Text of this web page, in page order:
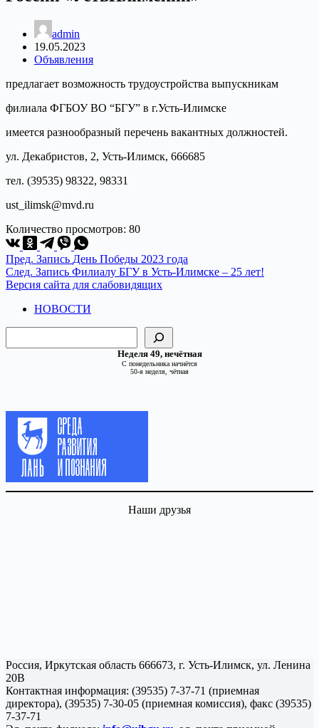
admin
19.05.2023
Объявления
предлагает возможность трудоустройства выпускникам
филиала ФГБОУ ВО “БГУ” в г.Усть-Илимске
имеется разнообразный перечень вакантных должностей.
ул. Декабристов, 2, Усть­-Илимск, 666685
тел. (39535) 98322, 98331
ust_ilimsk@mvd.ru
Количество просмотров: 80
Пред. Запись День Победы 2023 года
След. Запись Филиалу БГУ в Усть-Илимске – 25 лет!
Версия сайта для слабовидящих
НОВОСТИ
Неделя 49, нечётная
С понедельника начнётся
50-я неделя, чётная
Наши друзья
Россия, Иркутская область 666673, г. Усть-Илимск, ул. Ленина
20В
Контактная информация: (39535) 7-37-71 (приемная
директора), (39535) 7-30-05 (приемная комиссия), факс (39535)
7-37-71